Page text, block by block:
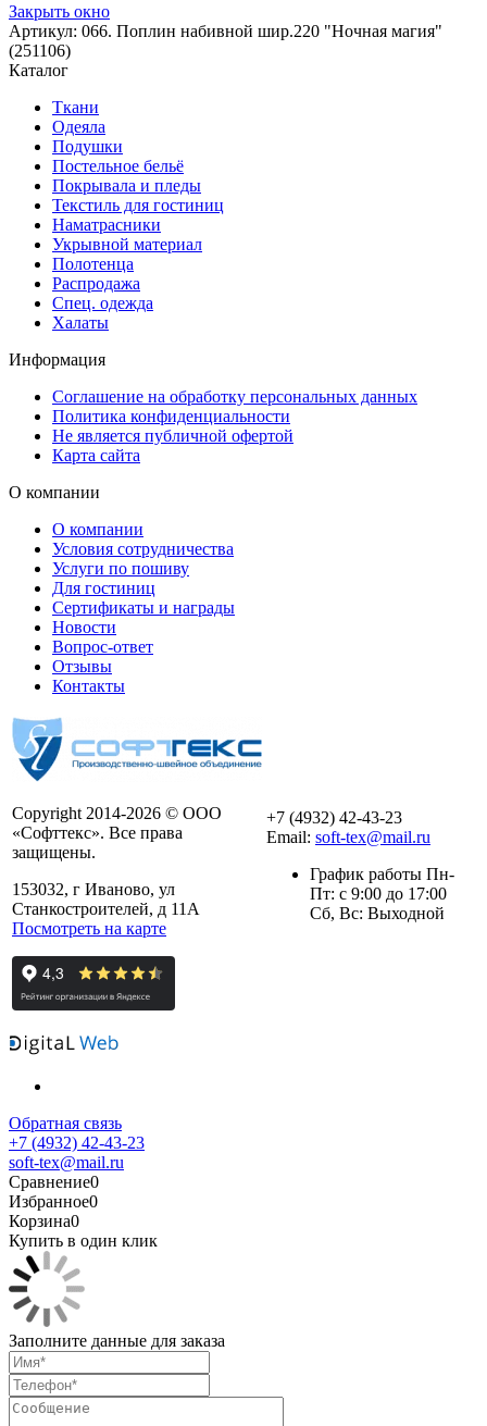
Закрыть окно
Артикул: 066. Поплин набивной шир.220 "Ночная магия"
(251106)
Каталог
Ткани
Одеяла
Подушки
Постельное бельё
Покрывала и пледы
Текстиль для гостиниц
Наматрасники
Укрывной материал
Полотенца
Распродажа
Спец. одежда
Халаты
Информация
Соглашение на обработку персональных данных
Политика конфиденциальности
Не является публичной офертой
Карта сайта
О компании
О компании
Условия сотрудничества
Услуги по пошиву
Для гостиниц
Сертификаты и награды
Новости
Вопрос-ответ
Отзывы
Контакты
Copyright 2014-2026 © ООО
«Софттекс». Все права
защищены.
153032, г Иваново, ул
Станкостроителей, д 11А
Посмотреть на карте
+7 (4932) 42-43-23
Email: soft-tex@mail.ru
График работы Пн-
Пт: с 9:00 до 17:00
Сб, Вс: Выходной
Обратная связь
+7 (4932) 42-43-23
soft-tex@mail.ru
Сравнение0
Избранное0
Корзина0
Купить в один клик
Заполните данные для заказа